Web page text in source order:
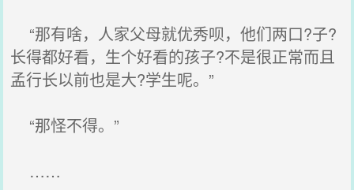
“那有啥，人家父母就优秀呗，他们两口?子?
长得都好看，生个好看的孩子?不是很正常而且
孟行长以前也是大?学生呢。”
“那怪不得。”
……